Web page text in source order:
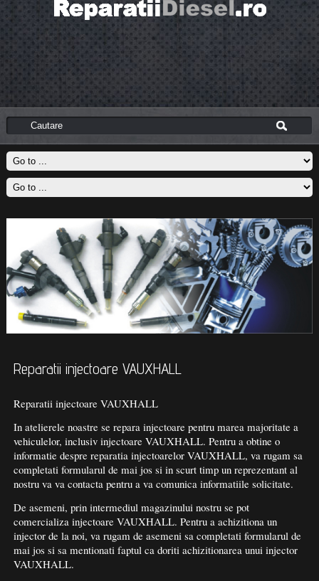
Reparatii injectoare VAUXHALL
Reparatii injectoare VAUXHALL
In atelierele noastre se repara injectoare pentru marea majoritate a
vehiculelor, inclusiv injectoare VAUXHALL. Pentru a obtine o
informatie despre reparatia injectoarelor VAUXHALL, va rugam sa
completati formularul de mai jos si in scurt timp un reprezentant al
nostru va va contacta pentru a va comunica informatiile solicitate.
De asemeni, prin intermediul magazinului nostru se pot
comercializa injectoare VAUXHALL. Pentru a achizitiona un
injector de la noi, va rugam de asemeni sa completati formularul de
mai jos si sa mentionati faptul ca doriti achizitionarea unui injector
VAUXHALL.